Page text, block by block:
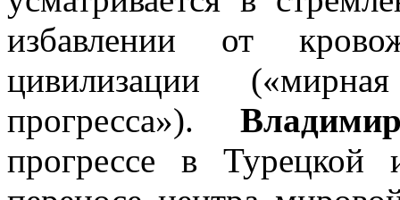
избавлении от
цивилизации
прогресса»).
прогрессе в